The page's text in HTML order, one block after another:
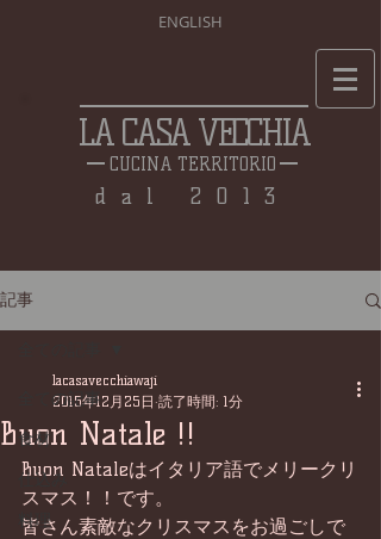
ENGLISH
LA CASA VECCHIA
CUCINA TERRITORIO
dal 2013
記事
全ての記事
食材
仕込み
料理
Buon Natale !!
lacasavecchiawaji
2015年12月25日 読了時間: 1分
Buon Nataleはイタリア語でメリークリ
スマス！！です。
皆さん素敵なクリスマスをお過ごしで